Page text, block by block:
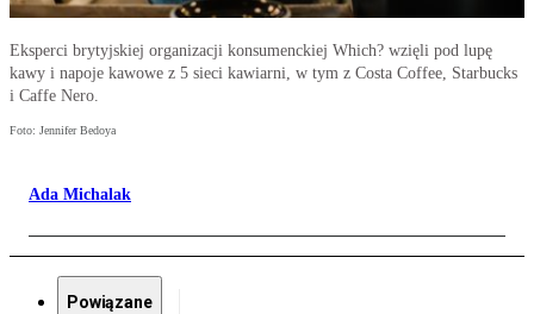
Eksperci brytyjskiej organizacji konsumenckiej Which? wzięli pod lupę
kawy i napoje kawowe z 5 sieci kawiarni, w tym z Costa Coffee, Starbucks
i Caffe Nero.
Foto: Jennifer Bedoya
Ada Michalak
Powiązane